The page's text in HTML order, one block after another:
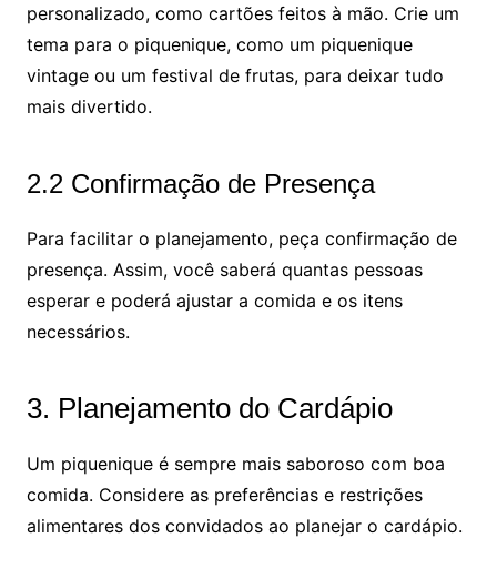
personalizado, como cartões feitos à mão. Crie um
tema para o piquenique, como um piquenique
vintage ou um festival de frutas, para deixar tudo
mais divertido.
2.2 Confirmação de Presença
Para facilitar o planejamento, peça confirmação de
presença. Assim, você saberá quantas pessoas
esperar e poderá ajustar a comida e os itens
necessários.
3. Planejamento do Cardápio
Um piquenique é sempre mais saboroso com boa
comida. Considere as preferências e restrições
alimentares dos convidados ao planejar o cardápio.